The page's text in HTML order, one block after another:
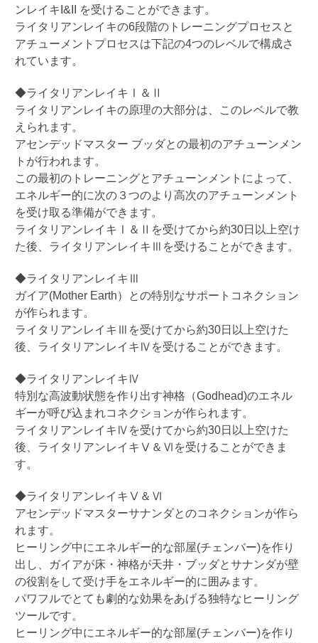
ンレイキ I&II
を受けることができます。
ライタリアンレイキの6段階のトレーニングプロセスと
アチューメントプロセスは下記の4つのレベルで構成さ
れています。
◆ライタリアンレイキⅠ＆Ⅱ
ライタリアンレイキの原理の大部分は、このレベルで教
えられます。
アセンデッドマスター ブッダとの最初のアチューンメン
トが行われます。
この最初のトレーニングとアチューンメントによって、
エネルギー的に次の３つのより高次のアチューンメント
を受け取る準備ができます。
ライタリアンレイキⅠ＆Ⅱを受けてから約30日以上空け
た後、ライタリアンレイキⅢを受けることができます。
◆ライタリアンレイキⅢ
ガイア(Mother Earth）との特別なサポートコネクション
が作られます。
ライタリアンレイキⅢを受けてから約30日以上空けた
後、ライタリアンレイキⅣを受けることができます。
◆ライタリアンレイキⅣ
特別な高波動状態を作り出す神格（Godhead)のエネル
ギーが呼び込まれコネクションが作られます。
ライタリアンレイキⅣを受けてから約30日以上空けた
後、ライタリアンレイキⅤ＆Ⅵを受けることができま
す。
◆ライタリアンレイキⅤ＆Ⅵ
アセンデッドマスターサナンダとのコネクションが作ら
れます。
ヒーリング中にエネルギー的な部屋(チェンバー)を作り
出し、ガイアが床・神格が天井・ブッダとサナンダが壁
の役割をして受け手をエネルギー的に囲みます。
パワフルでとても劇的な効果をあげる独特なヒーリング
ツールです。
ヒーリング中にエネルギー的な部屋(チェンバー)を作り